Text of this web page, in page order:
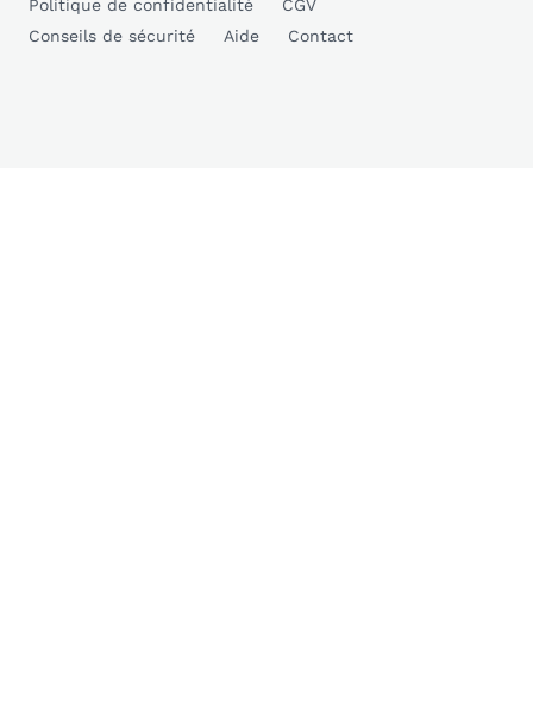
Politique de confidentialité
CGV
Conseils de sécurité
Aide Contact